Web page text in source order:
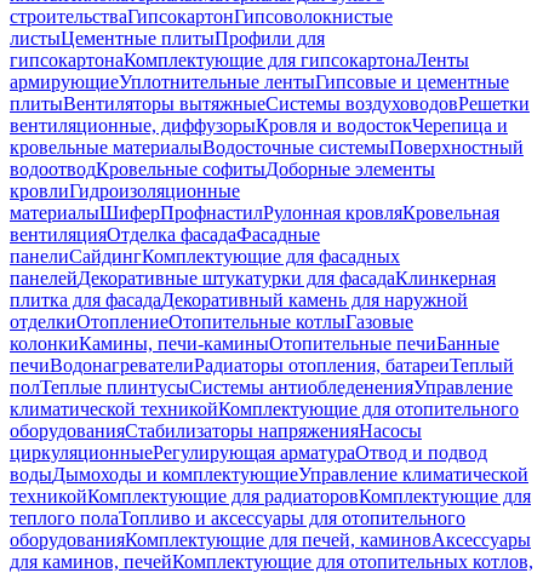
строительстваГипсокартонГипсоволокнистые
листыЦементные плитыПрофили для
гипсокартонаКомплектующие для гипсокартонаЛенты
армирующиеУплотнительные лентыГипсовые и цементные
плитыВентиляторы вытяжныеСистемы воздуховодовРешетки
вентиляционные, диффузорыКровля и водостокЧерепица и
кровельные материалыВодосточные системыПоверхностный
водоотводКровельные софитыДоборные элементы
кровлиГидроизоляционные
материалыШиферПрофнастилРулонная кровляКровельная
вентиляцияОтделка фасадаФасадные
панелиСайдингКомплектующие для фасадных
панелейДекоративные штукатурки для фасадаКлинкерная
плитка для фасадаДекоративный камень для наружной
отделкиОтоплениеОтопительные котлыГазовые
колонкиКамины, печи-каминыОтопительные печиБанные
печиВодонагревателиРадиаторы отопления, батареиТеплый
полТеплые плинтусыСистемы антиобледененияУправление
климатической техникойКомплектующие для отопительного
оборудованияСтабилизаторы напряженияНасосы
циркуляционныеРегулирующая арматураОтвод и подвод
водыДымоходы и комплектующиеУправление климатической
техникойКомплектующие для радиаторовКомплектующие для
теплого полаТопливо и аксессуары для отопительного
оборудованияКомплектующие для печей, каминовАксессуары
для каминов, печейКомплектующие для отопительных котлов,